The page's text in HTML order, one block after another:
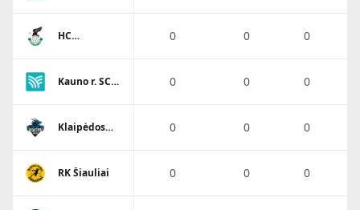
žvaigždės
HC
0 0 0
Kauno r. SC-
0 0 0
Klaipėdos
SC/Dragūnas
0 0 0
RK Šiauliai 0 0 0